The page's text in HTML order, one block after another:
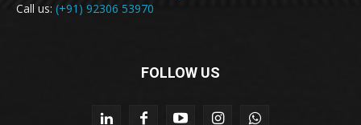
Call us: (+91) 92306 53970
FOLLOW US